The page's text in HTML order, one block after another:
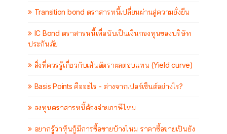
Transition bond ตราสารหนี้เปลี่ยนผ่านสู่ความยั่งยืน
IC Bond ตราสารหนี้เพื่อนับเป็นเงินกองทุนของบริษัท
ประกันภัย
สิ่งที่ควรรู้เกี่ยวกับเส้นอัตราผลตอบแทน (Yield curve)
Basis Points คืออะไร - ต่างจากเปอร์เซ็นต์อย่างไร?
ลงทุนตราสารหนี้ต้องจ่ายภาษีไหม
อยากรู้ว่าหุ้นกู้มีการซื้อขายบ้างไหม ราคาซื้อขายเป็นยัง